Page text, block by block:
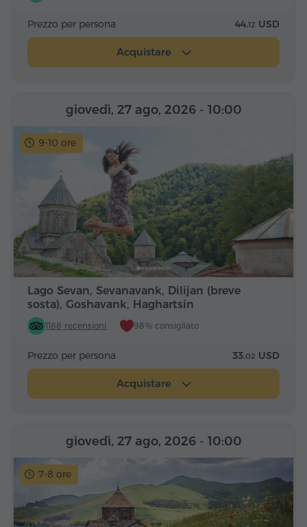
Prezzo per persona 44.12 USD
Acquistare
9-10 ore
Lago Sevan, Sevanavank, Dilijan (breve
sosta), Goshavank, Haghartsin
1188 recensioni 98% consigliato
giovedì, 27 ago, 2026 - 10:00
Prezzo per persona 33.02 USD
Acquistare
7-8 ore
giovedì, 27 ago, 2026 - 10:00